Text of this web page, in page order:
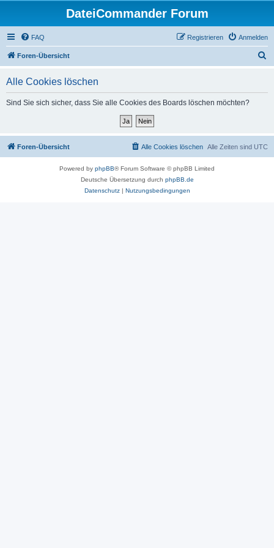
DateiCommander Forum
FAQ Anmelden
Registrieren
Foren-Übersicht
Alle Cookies löschen
Sind Sie sich sicher, dass Sie alle Cookies des Boards löschen möchten?
Foren-Übersicht Alle Zeiten sind UTC
Alle Cookies löschen
Powered by phpBB® Forum Software © phpBB Limited
Deutsche Übersetzung durch phpBB.de
Datenschutz| Nutzungsbedingungen